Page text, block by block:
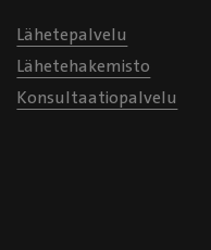
Lähetepalvelu
Lähetehakemisto
Konsultaatiopalvelu